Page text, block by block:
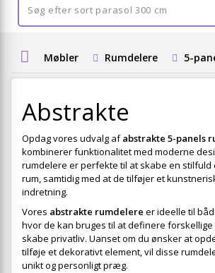
Møbler Rumdelere 5-
Abstrakte
Opdag vores udvalg afabstrakte 5-panels
kombinerer funktionalitet med moderne
rumdelere er perfekte til at skabe en stilfuld
rum, samtidig med at de tilføjer et
indretning.
Vores abstrakte rumdelere er ideelle til
hvor de kan bruges til at definere
skabe privatliv. Uanset om du ønsker at
tilføje et dekorativt element, vil disse
unikt og personligt præg.